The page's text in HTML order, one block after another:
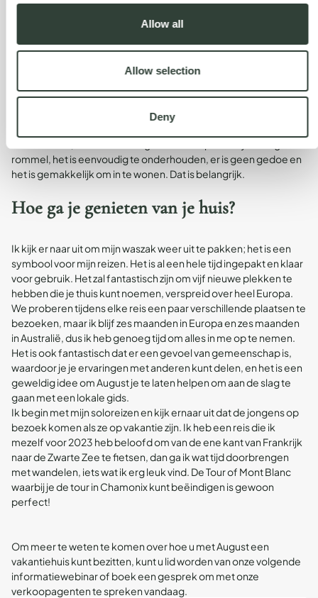
Allow all
Allow selection
Deny
Als het op de huizen aankwam, voelde ik me aangetrokken tot
de open, luchtige ontwerpen en de unieke kenmerken van elk
die zorgvuldig zijn ontworpen om originele kenmerken te
benadrukken; het creëert een zeer authentieke sfeer waardoor
rommel, het is eenvoudig te onderhouden, er is geen gedoe en
het is gemakkelijk om in te wonen. Dat is belangrijk.
Hoe ga je genieten van je huis?
Ik kijk er naar uit om mijn waszak weer uit te pakken; het is een
symbool voor mijn reizen. Het is al een hele tijd ingepakt en klaar
voor gebruik. Het zal fantastisch zijn om vijf nieuwe plekken te
hebben die je thuis kunt noemen, verspreid over heel Europa.
We proberen tijdens elke reis een paar verschillende plaatsen te
bezoeken, maar ik blijf zes maanden in Europa en zes maanden
in Australië, dus ik heb genoeg tijd om alles in me op te nemen.
Het is ook fantastisch dat er een gevoel van gemeenschap is,
waardoor je je ervaringen met anderen kunt delen, en het is een
geweldig idee om August je te laten helpen om aan de slag te
gaan met een lokale gids.
Ik begin met mijn soloreizen en kijk ernaar uit dat de jongens op
bezoek komen als ze op vakantie zijn. Ik heb een reis die ik
mezelf voor 2023 heb beloofd om van de ene kant van Frankrijk
naar de Zwarte Zee te fietsen, dan ga ik wat tijd doorbrengen
met wandelen, iets wat ik erg leuk vind. De Tour of Mont Blanc
waarbij je de tour in Chamonix kunt beëindigen is gewoon
perfect!
Om meer te weten te komen over hoe u met August een
vakantiehuis kunt bezitten, kunt u lid worden van onzevolgende
informatiewebinarof boek een gesprek om met onze
verkoopagenten te sprekenvandaag.